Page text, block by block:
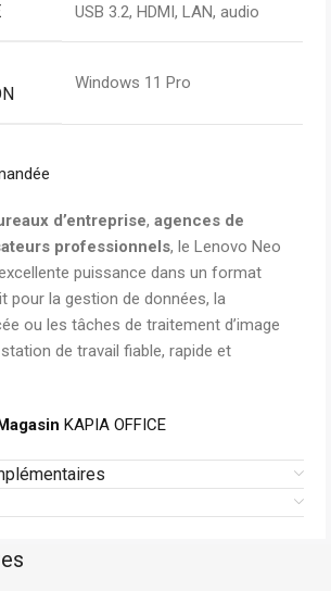
USB 3.2, HDMI, LAN, audio
Windows 11 Pro
d’entreprise, agences de
professionnels, le Lenovo Neo
puissance dans un format
pour la gestion de données, la
ou les tâches de traitement d’image
de travail fiable, rapide et
KAPIA OFFICE